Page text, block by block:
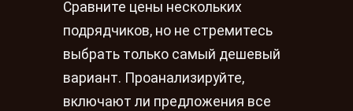
Сравните цены нескольких
подрядчиков, но не стремитесь
выбрать только самый дешевый
вариант. Проанализируйте,
включают ли предложения все